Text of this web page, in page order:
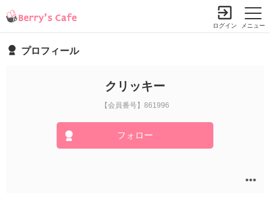
メニュー
ログイン
プロフィール
クリッキー
【会員番号】861996
フォロー